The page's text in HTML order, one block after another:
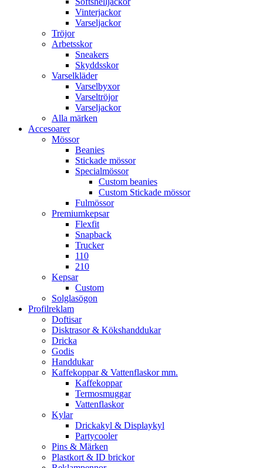
Vinterjackor
Varseljackor
Tröjor
Arbetsskor
Sneakers
Skyddsskor
Varselkläder
Varselbyxor
Varseltröjor
Varseljackor
Alla märken
Accesoarer
Mössor
Beanies
Stickade mössor
Specialmössor
Custom beanies
Custom Stickade mössor
Fulmössor
Premiumkepsar
Flexfit
Snapback
Trucker
110
210
Kepsar
Custom
Solglasögon
Profilreklam
Doftisar
Disktrasor & Kökshanddukar
Dricka
Godis
Handdukar
Kaffekoppar & Vattenflaskor mm.
Kaffekoppar
Termosmuggar
Vattenflaskor
Kylar
Drickakyl & Displaykyl
Partycooler
Pins & Märken
Plastkort & ID brickor